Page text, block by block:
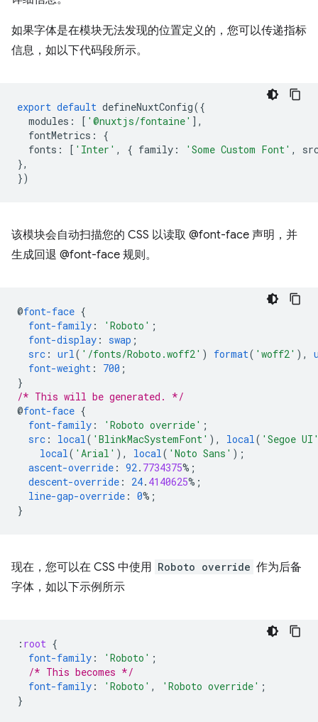
如果字体是在模块无法发现的位置定义的，您可以传递指标
信息，如以下代码段所示。
export default defineNuxtConfig({
modules : [ '@nuxtjs/fontaine' ],
fontMetrics :
{
fonts : [ 'Inter' , { family : 'Some Custom Font' ,
},
})
该模块会自动扫描您的 CSS 以读取 @font-face 声明，并
生成回退 @font-face 规则。
@font-face {
font-family : 'Roboto' ;
font-display : swap ;
src : url( '/fonts/Roboto.woff2' ) format( 'woff2' ),
font-weight : 700 ;
}
/* This will be generated. */
@font-face {
font-family : 'Roboto override' ;
src : local( 'BlinkMacSystemFont' ), local( 'Segoe
local( 'Arial' ), local( 'Noto Sans' );
ascent-override : 92. 7734375%;
descent-override : 24. 4140625%;
line-gap-override : 0%;
}
现在，您可以在 CSS 中使用 Roboto override 作为后备
字体，如以下示例所示
: root {
font-family : 'Roboto' ;
/* This becomes */
font-family : 'Roboto' , 'Roboto override' ;
}